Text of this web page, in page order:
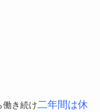
働き続け二年間は休